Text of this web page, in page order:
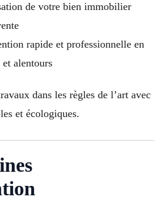
de votre bien immobilier
rapide et professionnelle en
alentours
dans les règles de l’art avec
et écologiques.